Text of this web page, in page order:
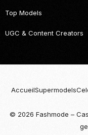
Top Models
UGC & Content Creators
© 2026 Fashmode –
AccueilSupermodels